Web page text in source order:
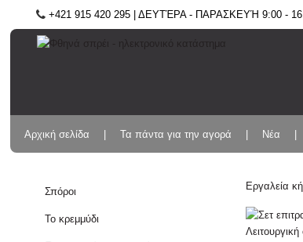
+421 915 420 295 | ΔΕΥΤΈΡΑ - ΠΑΡΑΣΚΕΥΉ 9:00 -
Αρχική σελίδα Τα πάντα για την αγορά Νέα
Σπόροι
Το κρεμμύδι
Εργαλεία